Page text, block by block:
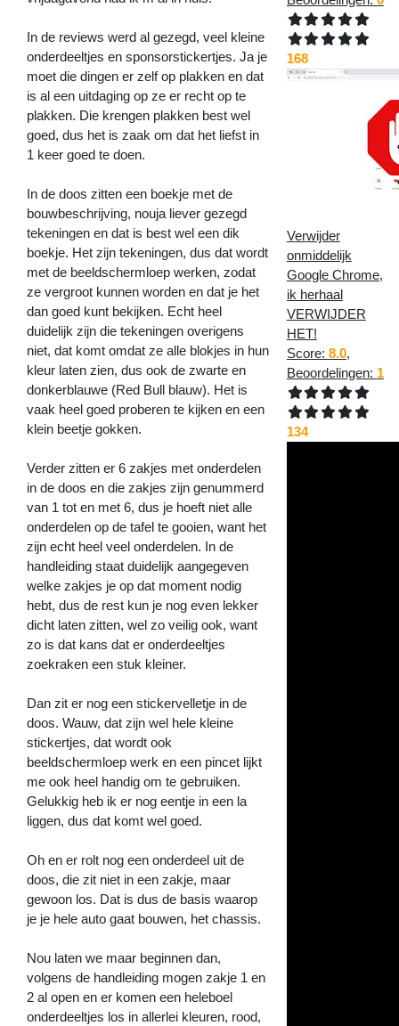
In de reviews werd al gezegd, veel kleine
onderdeeltjes en sponsorstickertjes. Ja je
moet die dingen er zelf op plakken en dat
is al een uitdaging op ze er recht op te
plakken. Die krengen plakken best wel
goed, dus het is zaak om dat het liefst in
1 keer goed te doen.
In de doos zitten een boekje met de
bouwbeschrijving, nouja liever gezegd
tekeningen en dat is best wel een dik
boekje. Het zijn tekeningen, dus dat wordt
met de beeldschermloep werken, zodat
ze vergroot kunnen worden en dat je het
dan goed kunt bekijken. Echt heel
duidelijk zijn die tekeningen overigens
niet, dat komt omdat ze alle blokjes in hun
kleur laten zien, dus ook de zwarte en
donkerblauwe (Red Bull blauw). Het is
vaak heel goed proberen te kijken en een
klein beetje gokken.
Verder zitten er 6 zakjes met onderdelen
in de doos en die zakjes zijn genummerd
van 1 tot en met 6, dus je hoeft niet alle
onderdelen op de tafel te gooien, want het
zijn echt heel veel onderdelen. In de
handleiding staat duidelijk aangegeven
welke zakjes je op dat moment nodig
hebt, dus de rest kun je nog even lekker
dicht laten zitten, wel zo veilig ook, want
zo is dat kans dat er onderdeeltjes
zoekraken een stuk kleiner.
Dan zit er nog een stickervelletje in de
doos. Wauw, dat zijn wel hele kleine
stickertjes, dat wordt ook
beeldschermloep werk en een pincet lijkt
me ook heel handig om te gebruiken.
Gelukkig heb ik er nog eentje in een la
liggen, dus dat komt wel goed.
Oh en er rolt nog een onderdeel uit de
doos, die zit niet in een zakje, maar
gewoon los. Dat is dus de basis waarop
je je hele auto gaat bouwen, het chassis.
Nou laten we maar beginnen dan,
volgens de handleiding mogen zakje 1 en
2 al open en er komen een heleboel
onderdeeltjes los in allerlei kleuren, rood,
168
Verwijder
onmiddelijk
Google Chrome,
ik herhaal
VERWIJDER
HET!
Score: 8.0,
Beoordelingen: 1
134